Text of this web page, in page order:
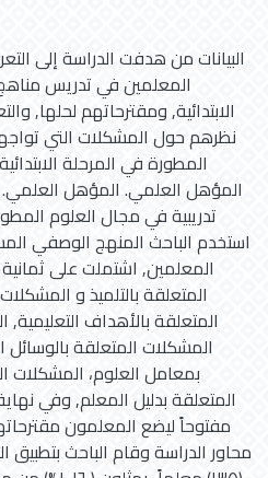
البيانات من هدفت الدراسة إلى
المعلمين في تدريس
الابتدائية, ومقترحاتهم لحلها,
نظرهم حول المشكلات التي
المطورة في المرحلة
المؤهل العلمي. المؤهل العلمي.
تدريبية في مجال العلوم
استخدم الباحث المنهج الوصفي
المعلمين, اشتملت على
المتعلقة بالتلميذ و
المتعلقة بالأهداف
المشكلات المتعلقة بالوسائل
بمعامل العلوم، المشكلات
المتعلقة بدليل المعلم, وفي
مفتوحاً ليضع المعلمون
محاور الدراسة وقام الباحث بتطبيق